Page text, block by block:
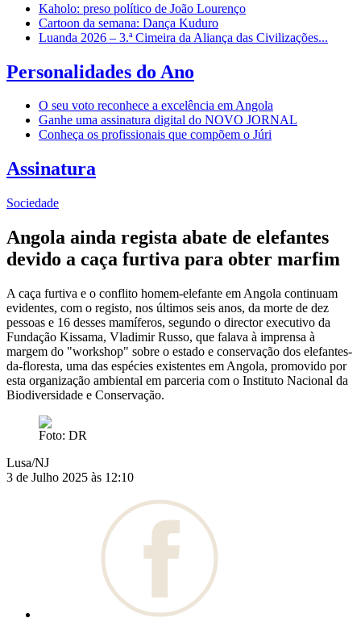
Kaholo: preso político de João Lourenço
Cartoon da semana: Dança Kuduro
Luanda 2026 – 3.ª Cimeira da Aliança das Civilizações...
Personalidades do Ano
O seu voto reconhece a excelência em Angola
Ganhe uma assinatura digital do NOVO JORNAL
Conheça os profissionais que compõem o Júri
Assinatura
Sociedade
Angola ainda regista abate de elefantes
devido a caça furtiva para obter marfim
A caça furtiva e o conflito homem-elefante em Angola continuam
evidentes, com o registo, nos últimos seis anos, da morte de dez
pessoas e 16 desses mamíferos, segundo o director executivo da
Fundação Kissama, Vladimir Russo, que falava à imprensa à
margem do "workshop" sobre o estado e conservação dos elefantes-
da-floresta, uma das espécies existentes em Angola, promovido por
esta organização ambiental em parceria com o Instituto Nacional da
Biodiversidade e Conservação.
Foto: DR
Lusa/NJ
3 de Julho 2025 às 12:10